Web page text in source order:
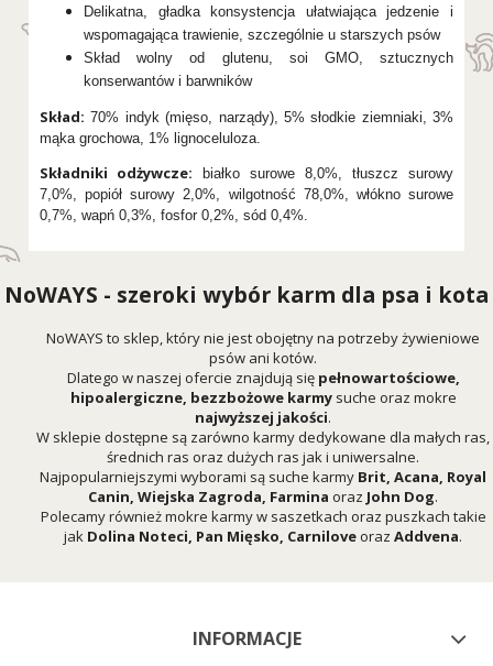
Delikatna, gładka konsystencja ułatwiająca jedzenie i
wspomagająca trawienie, szczególnie u starszych psów
Skład wolny od glutenu, soi GMO, sztucznych
konserwantów i barwników
Skład: 70% indyk (mięso, narządy), 5% słodkie ziemniaki, 3%
mąka grochowa, 1% lignoceluloza.
Składniki odżywcze: białko surowe 8,0%, tłuszcz surowy
7,0%, popiół surowy 2,0%, wilgotność 78,0%, włókno surowe
0,7%, wapń 0,3%, fosfor 0,2%, sód 0,4%.
NoWAYS - szeroki wybór karm dla psa i kota
NoWAYS to sklep, który nie jest obojętny na potrzeby żywieniowe
psów ani kotów.
Dlatego w naszej ofercie znajdują się pełnowartościowe,
hipoalergiczne, bezzbożowe karmy suche oraz mokre
najwyższej jakości.
W sklepie dostępne są zarówno karmy dedykowane dla małych ras,
średnich ras oraz dużych ras jak i uniwersalne.
Najpopularniejszymi wyborami są suche karmy Brit Acana Royal
Canin Wiejska Zagroda Farmina oraz John Dog.
Polecamy również mokre karmy w saszetkach oraz puszkach takie
jak Dolina Noteci Pan Mięsko Carniloveoraz Addvena.
INFORMACJE